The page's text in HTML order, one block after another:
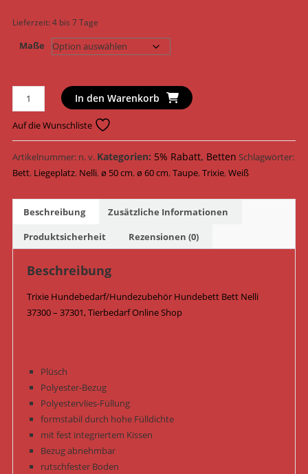
Lieferzeit:4 bis 7 Tage
Maße
Trixie
Hundebett
Bett
Nelli
37300
-
/
Weiß/Taupe
Menge
In den Warenkorb
Auf die Wunschliste
Artikelnummer: n. v. Kategorien: 5% Rabatt, Betten Schlagwörter:
Bett, Liegeplatz, Nelli,ø 50 cm,ø 60 cm,Taupe,Trixie,Weiß
Beschreibung
Zusätzliche Informationen
Produktsicherheit
Rezensionen (0)
Beschreibung
Trixie Hundebedarf/Hundezubehör Hundebett Bett Nelli
37300 – 37301, Tierbedarf Online Shop
Plüsch
Polyester-Bezug
Polyestervlies-Füllung
formstabil durch hohe Fülldichte
mit fest integriertem Kissen
Bezug abnehmbar
rutschfester Boden